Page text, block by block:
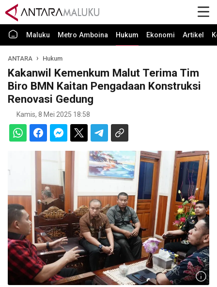
Maluku Metro Amboina Hukum Ekonomi Artikel
ANTARA Hukum
Kakanwil Kemenkum Malut Terima Tim
Biro BMN Kaitan Pengadaan Konstruksi
Renovasi Gedung
Kamis, 8 Mei 2025 18:58